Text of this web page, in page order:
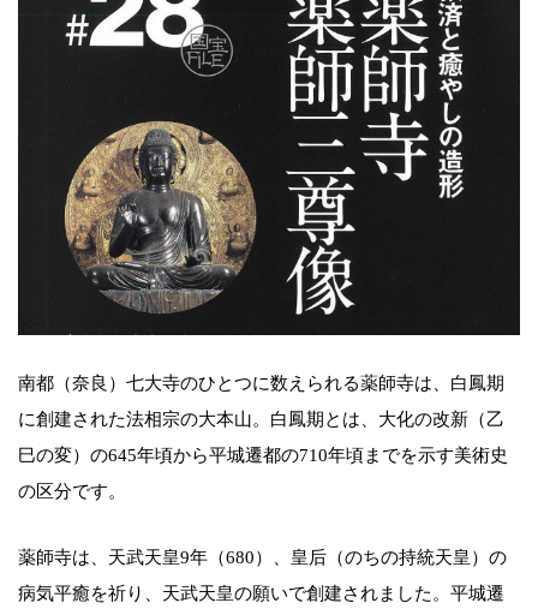
南都（奈良）七大寺のひとつに数えられる薬師寺は、白鳳期
に創建された法相宗の大本山。白鳳期とは、大化の改新（乙
巳の変）の645年頃から平城遷都の710年頃までを示す美術史
の区分です。
薬師寺は、天武天皇9年（680）、皇后（のちの持統天皇）の
病気平癒を祈り、天武天皇の願いで創建されました。平城遷